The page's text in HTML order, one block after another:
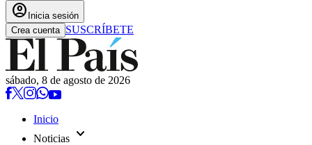
account_circle Inicia sesión
Crea cuenta SUSCRÍBETE
sábado, 8 de agosto de 2026
Inicio
Noticias expand_more